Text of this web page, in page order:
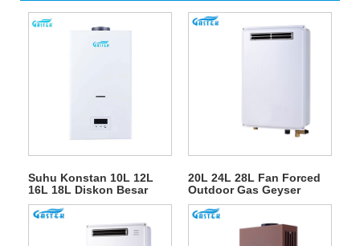
Suhu Konstan 10L 12L
16L 18L Diskon Besar
Tipe Buang Dipasang Di
Dinding Tanpa Tangki
LPG Instan Pemanas Air
Gas Air Panas Alami
20L 24L 28L Fan Forced
Outdoor Gas Geyser
untuk Pancuran Air Panas